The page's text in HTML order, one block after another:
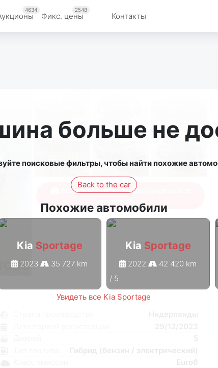
4634
Фикс. цены
2548
Контакты
больше не
поисковые фильтры, чтобы найти похожие
Back to the car
Похожие автомобили
Kia Sportage
2023 35 727 km
Kia Sportage
2022 42 420 km
/ 5
Увидеть все Kia Sportage
Авторизуйтесь, чтобы увидеть все
фотографии
Euro6